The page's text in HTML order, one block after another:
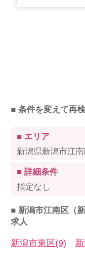
■ 条件を変えて再
■ エリア
新潟県新潟市江
■ 詳細条件
指定なし
■ 新潟市江南区（
求人
新潟市東区(9)